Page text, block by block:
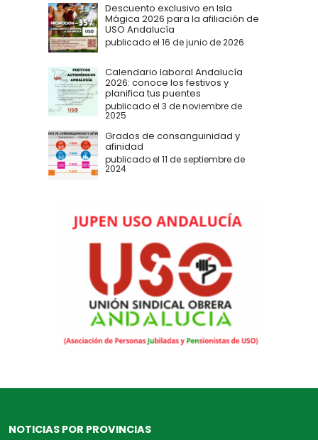
Descuento exclusivo en Isla
Mágica 2026 para la afiliación de
USO Andalucía
publicado el 16 de junio de 2026
Calendario laboral Andalucía
2026: conoce los festivos y
planifica tus puentes
publicado el 3 de noviembre de
2025
Grados de consanguinidad y
afinidad
publicado el 11 de septiembre de
2024
NOTICIAS POR PROVINCIAS